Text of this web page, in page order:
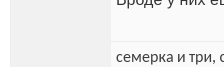
семерка и три,